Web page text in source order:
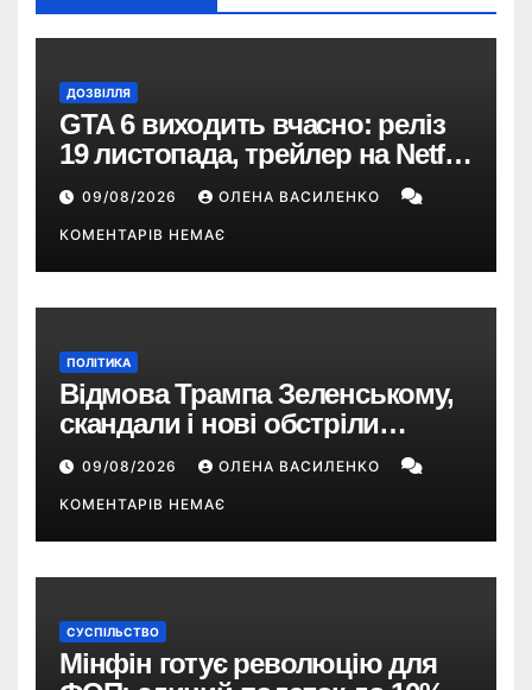
ДОЗВІЛЛЯ
GTA 6 виходить вчасно: реліз
19 листопада, трейлер на Netflix
і $180 млн передзамовлень
09/08/2026 ОЛЕНА ВАСИЛЕНКО
КОМЕНТАРІВ НЕМАЄ
ПОЛІТИКА
Відмова Трампа Зеленському,
скандали і нові обстріли
України – що пішло не так?
09/08/2026 ОЛЕНА ВАСИЛЕНКО
КОМЕНТАРІВ НЕМАЄ
СУСПІЛЬСТВО
Мінфін готує революцію для